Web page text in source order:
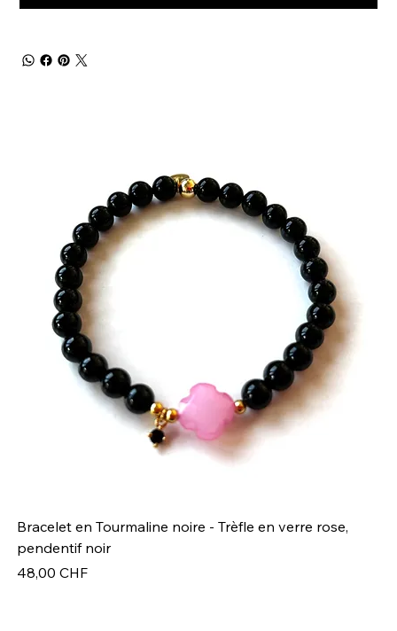
Bracelet en Tourmaline noire - Trèfle en verre rose,
pendentif noir
Prix
48,00 CHF